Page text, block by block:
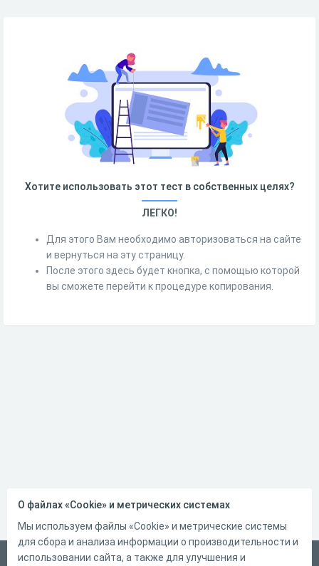
Хотите использовать этот тест в собственных целях?
ЛЕГКО!
Для этого Вам необходимо авторизоваться на сайте
и вернуться на эту страницу.
После этого здесь будет кнопка, с помощью которой
вы сможете перейти к процедуре копирования.
Русский
О файлах «Cookie» и метрических системах
Мы используем файлы «Cookie» и метрические системы
для сбора и анализа информации о производительности и
использовании сайта, а также для улучшения и